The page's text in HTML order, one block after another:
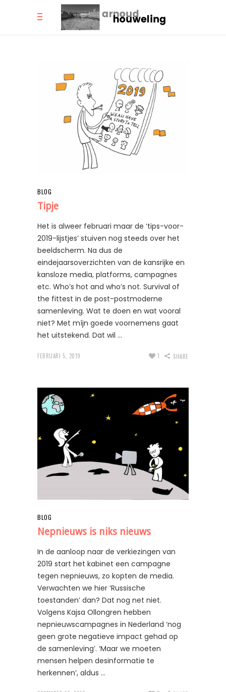
BLOG
Tipje
Het is alweer februari maar de ‘tips-voor-
2019-lijstjes’ stuiven nog steeds over het
beeldscherm. Na dus de
eindejaarsoverzichten van de kansrijke en
kansloze media, platforms, campagnes
etc. Who’s hot and who’s not. Survival of
the fittest in de post-postmoderne
samenleving. Wat te doen en wat vooral
niet? Met míjn goede voornemens gaat
het uitstekend. Dat wil
FEBRUARI 5, 2019 1 SHARE
BLOG
Nepnieuws is niks nieuws
In de aanloop naar de verkiezingen van
2019 start het kabinet een campagne
tegen nepnieuws, zo kopten de media.
Verwachten we hier ‘Russische
toestanden’ dan? Dat nog net niet.
Volgens Kajsa Ollongren hebben
nepnieuwscampagnes in Nederland ‘nog
geen grote negatieve impact gehad op
de samenleving’. ‘Maar we moeten
mensen helpen desinformatie te
herkennen’, aldus